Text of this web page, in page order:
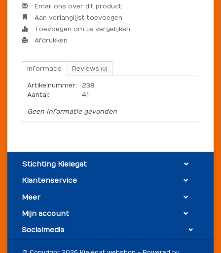
Email ons over dit product
Aan verlanglijst toevoegen
Toevoegen om te vergelijken
Afdrukken
Informatie Reviews (0)
Artikelnummer:
238
Aantal:
41
Geen informatie gevonden
Stichting Kielegat
Klantenservice
Meer
Mijn account
Socialmedia